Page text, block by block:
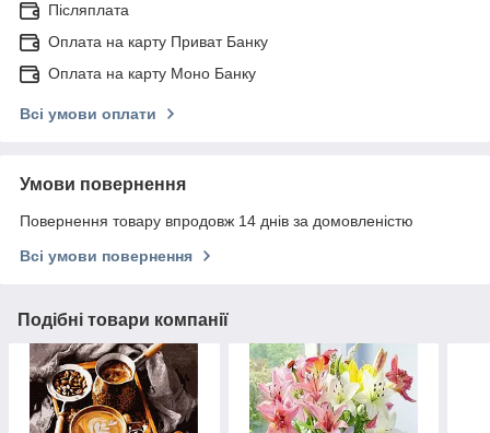
Післяплата
Оплата на карту Приват Банку
Оплата на карту Моно Банку
Всі умови оплати
Умови повернення
Повернення товару впродовж 14 днів за домовленістю
Всі умови повернення
Подібні товари компанії